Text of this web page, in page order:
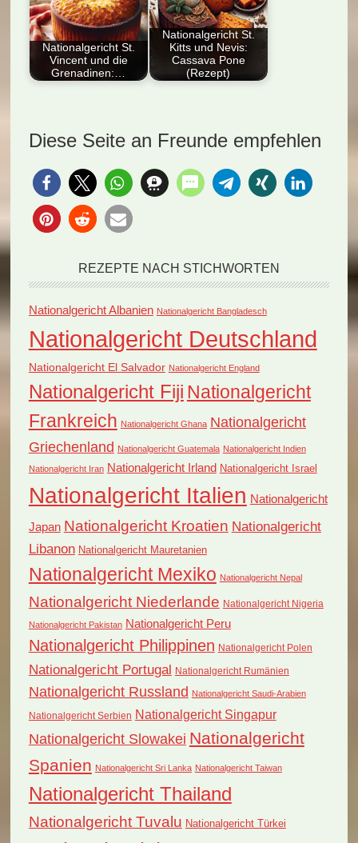
karibische Dessert
Cassava Pone vor.…
Cassava Pone, ein
traditionelles…
Nationalgericht St.
Vincent und die
Grenadinen:…
Grenadinen:
Cassava…
Nationalgericht St.
Kitts und Nevis:
Cassava Pone
(Rezept)
Cassava Pone…
Diese Seite an Freunde empfehlen
REZEPTE NACH STICHWORTEN
Nationalgericht Albanien Nationalgericht Bangladesch
Nationalgericht Deutschland
Nationalgericht El Salvador Nationalgericht England
Nationalgericht Fiji Nationalgericht
Frankreich Nationalgericht Ghana Nationalgericht
Griechenland Nationalgericht Guatemala Nationalgericht Indien
Nationalgericht Iran Nationalgericht Irland Nationalgericht Israel
Nationalgericht Italien Nationalgericht
Japan Nationalgericht Kroatien Nationalgericht
Libanon Nationalgericht Mauretanien
Nationalgericht Mexiko Nationalgericht Nepal
Nationalgericht Niederlande Nationalgericht Nigeria
Nationalgericht Pakistan Nationalgericht Peru
Nationalgericht Philippinen Nationalgericht Polen
Nationalgericht Portugal Nationalgericht Rumänien
Nationalgericht Russland Nationalgericht Saudi-Arabien
Nationalgericht Serbien Nationalgericht Singapur
Nationalgericht Slowakei Nationalgericht
Spanien Nationalgericht Sri Lanka Nationalgericht Taiwan
Nationalgericht Thailand
Nationalgericht Tuvalu Nationalgericht Türkei